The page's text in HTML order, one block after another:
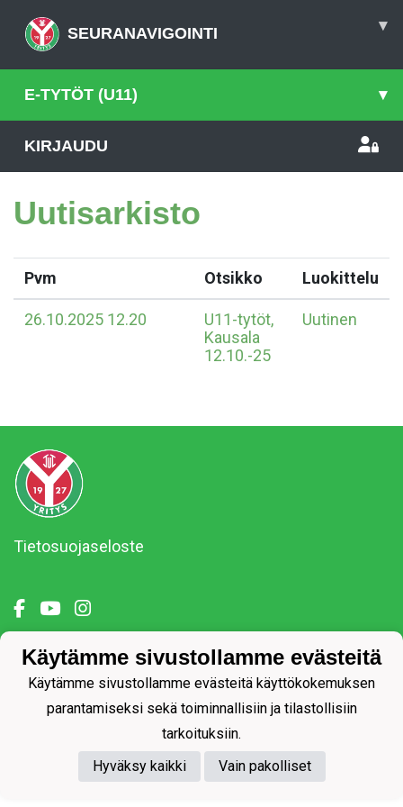
SEURANAVIGOINTI ▾
E-TYTÖT (U11) ▾
KIRJAUDU
Uutisarkisto
Pvm Otsikko Luokittelu
26.10.2025 12.20
U11-tytöt,
Kausala
12.10.-25
Uutinen
Tietosuojaseloste
Powered by
Käytämme sivustollamme evästeitä
Käytämme sivustollamme evästeitä käyttökokemuksen
parantamiseksi sekä toiminnallisiin ja tilastollisiin
tarkoituksiin.
Hyväksy kaikki
Vain pakolliset